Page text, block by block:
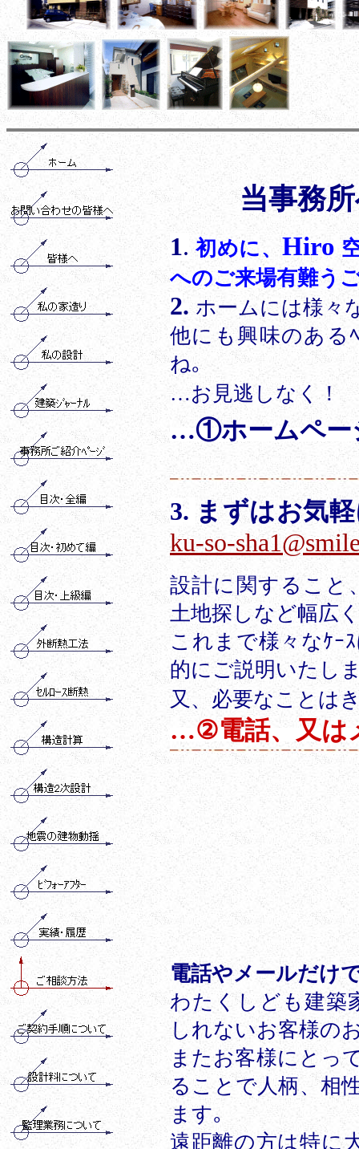
当事務
1. 初めに、Hiro
へのご来場有難う
2. ホームには様々
他にも興味のある
ね｡
…お見逃しなく！
…①ホームペー
3. まずはお気
ku-so-
設計に関すること
土地探しなど幅広
これまで様々なｹｰ
的にご説明いたし
又、必要なことは
…②電話、又は
電話やメールだけ
わたくしども建築
しれないお客様の
またお客様にとっ
ることで人柄、相
ます｡
遠距離の方は特に